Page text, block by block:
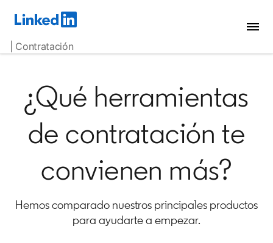
| Contratación
¿Qué herramientas
de contratación te
convienen más?
Hemos comparado nuestros principales productos
para ayudarte a empezar.